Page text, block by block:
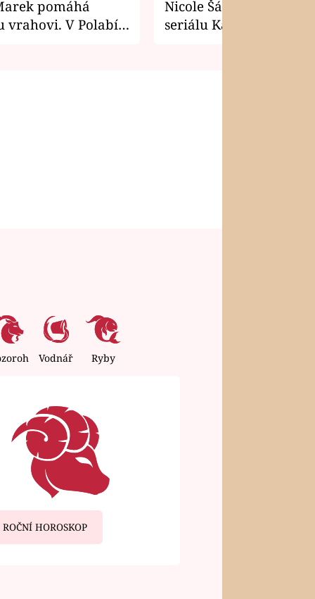
pomáhá
vrahovi. V Polabí
Nicole Šáchová získala
seriálu Kamarádi
Vodnář Ryby
ROČNÍ HOROSKOP